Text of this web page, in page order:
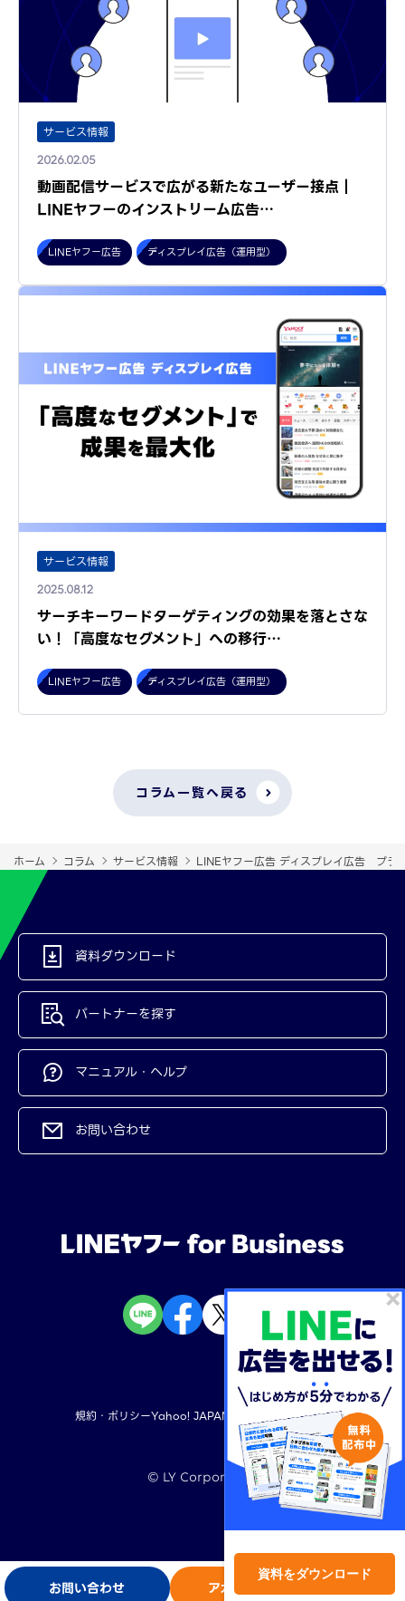
サービス情報
2026.02.05
動画配信サービスで広がる新たなユーザー接点｜
LINEヤフーのインストリーム広告…
LINEヤフー広告 ディスプレイ広告（運用型）
サービス情報
2025.08.12
サーチキーワードターゲティングの効果を落とさな
い！「高度なセグメント」への移行…
LINEヤフー広告 ディスプレイ広告（運用型）
コラム一覧へ戻る
ホーム コラム サービス情報 LINEヤフー広告 ディスプレイ広告 プラ
資料ダウンロード
パートナーを探す
マニュアル・ヘルプ
お問い合わせ
TOP
規約・ポリシーYahoo! JAPAN LINEヤフー株式会社
©︎ LY Corporation
お問い合わせ アカウント開設
資料をダウンロード